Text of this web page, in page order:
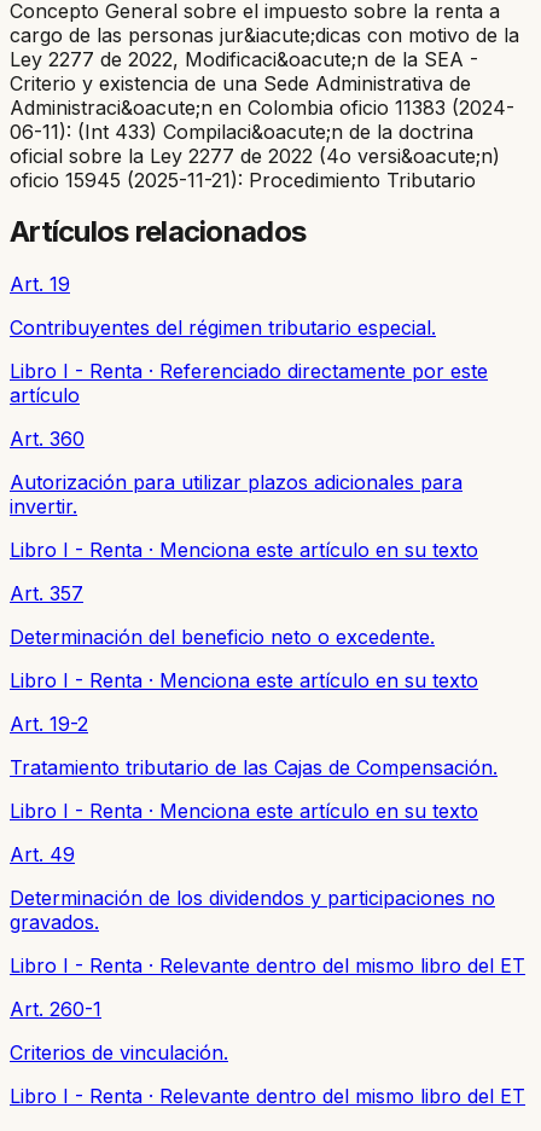
Concepto General sobre el impuesto sobre la renta a
cargo de las personas jur&iacute;dicas con motivo de la
Ley 2277 de 2022, Modificaci&oacute;n de la SEA -
Criterio y existencia de una Sede Administrativa de
Administraci&oacute;n en Colombia oficio 11383 (2024-
06-11): (Int 433) Compilaci&oacute;n de la doctrina
oficial sobre la Ley 2277 de 2022 (4o versi&oacute;n)
oficio 15945 (2025-11-21): Procedimiento Tributario
Artículos relacionados
Art. 19
Contribuyentes del régimen tributario especial.
Libro I - Renta · Referenciado directamente por este
artículo
Art. 360
Autorización para utilizar plazos adicionales para
invertir.
Libro I - Renta · Menciona este artículo en su texto
Art. 357
Determinación del beneficio neto o excedente.
Libro I - Renta · Menciona este artículo en su texto
Art. 19-2
Tratamiento tributario de las Cajas de Compensación.
Libro I - Renta · Menciona este artículo en su texto
Art. 49
Determinación de los dividendos y participaciones no
gravados.
Libro I - Renta · Relevante dentro del mismo libro del ET
Art. 260-1
Criterios de vinculación.
Libro I - Renta · Relevante dentro del mismo libro del ET